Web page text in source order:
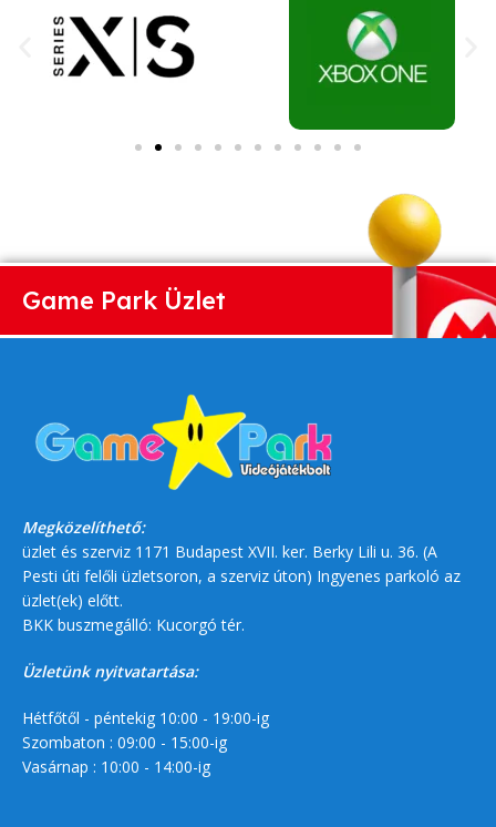
Game Park Üzlet
Megközelíthető:
üzlet és szerviz 1171 Budapest XVII. ker. Berky Lili u. 36. (A
Pesti úti felőli üzletsoron, a szerviz úton) Ingyenes parkoló az
üzlet(ek) előtt.
BKK buszmegálló: Kucorgó tér.
Üzletünk nyitvatartása:
Hétfőtől - péntekig 10:00 - 19:00-ig
Szombaton : 09:00 - 15:00-ig
Vasárnap : 10:00 - 14:00-ig